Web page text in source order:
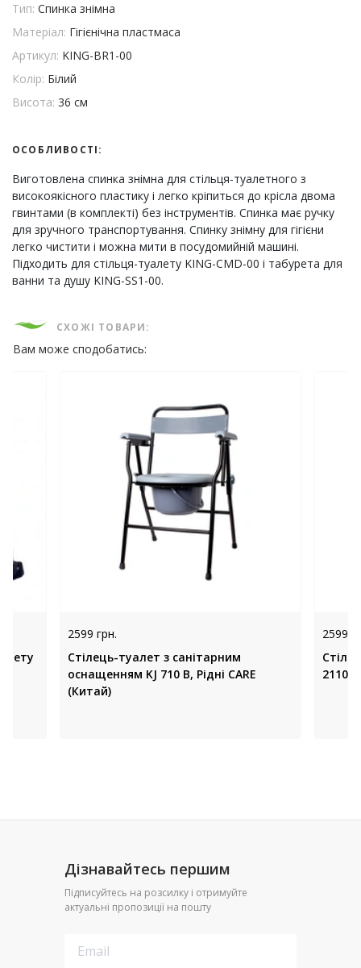
Тип: Спинка знімна
Матеріал: Гігієнічна пластмаса
Артикул: KING-BR1-00
Колір: Білий
Висота: 36 см
ОСОБЛИВОСТІ:
Виготовлена спинка знімна для стільця-туалетного з
високоякісного пластику і легко кріпиться до крісла двома
гвинтами (в комплекті) без інструментів. Спинка має ручку
для зручного транспортування. Спинку знімну для гігієни
легко чистити і можна мити в посудомийній машині.
Підходить для стільця-туалету KING-CMD-00 і табурета для
ванни та душу KING-SS1-00.
СХОЖІ ТОВАРИ:
Вам може сподобатись:
2599 грн.
Стілець-туалет з санітарним
оснащенням KJ 710 B, Рідні CARE
(Китай)
2599
2110С
Дізнавайтесь першим
Підписуйтесь на розсилку і отримуйте
актуальні пропозиції на пошту